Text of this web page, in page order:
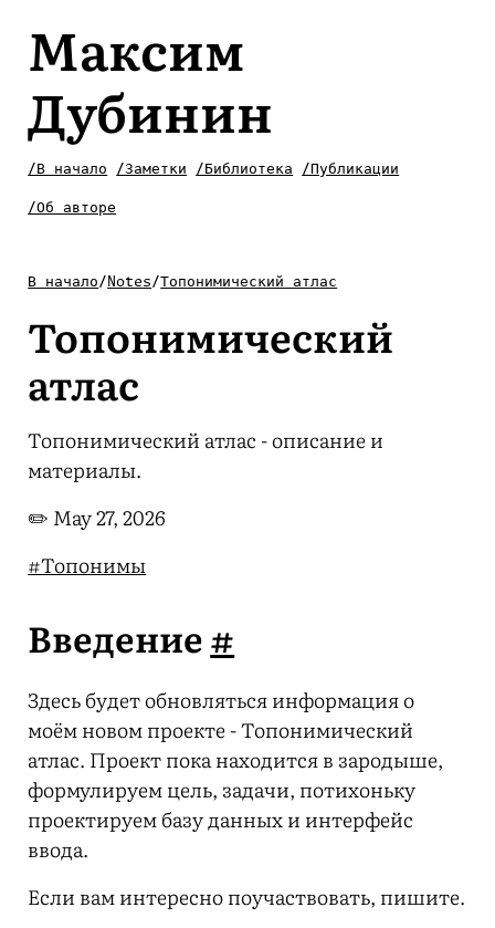
Максим
Дубинин
/В начало /Заметки /Библиотека /Публикации
/Об авторе
В начало/ Notes/Топонимический атлас
Топонимический
атлас
Топонимический атлас - описание и
материалы.
✏️ May 27, 2026
#Топонимы
Введение#
Здесь будет обновляться информация о
моём новом проекте - Топонимический
атлас. Проект пока находится в зародыше,
формулируем цель, задачи, потихоньку
проектируем базу данных и интерфейс
ввода.
Если вам интересно поучаствовать, пишите.